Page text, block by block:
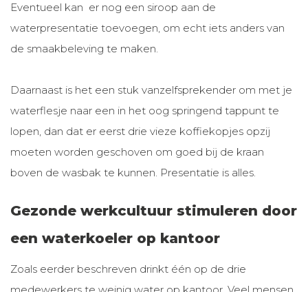
Eventueel kan er nog een siroop aan de
waterpresentatie toevoegen, om echt iets anders van
de smaakbeleving te maken.
Daarnaast is het een stuk vanzelfsprekender om met je
waterflesje naar een in het oog springend tappunt te
lopen, dan dat er eerst drie vieze koffiekopjes opzij
moeten worden geschoven om goed bij de kraan
boven de wasbak te kunnen. Presentatie is alles.
Gezonde werkcultuur stimuleren door
een waterkoeler op kantoor
Zoals eerder beschreven drinkt één op de drie